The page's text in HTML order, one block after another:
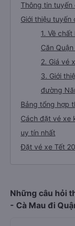
Thông tin tuyến
Giới thiệu tuyến
1. Về
Căn Quận
2. Giá vé
3. Giới
đường
Bảng tổng hợp
Cách đặt vé xe
uy tín nhất
Đặt vé xe Tết
Những câu hỏi
- Cà Mau đi